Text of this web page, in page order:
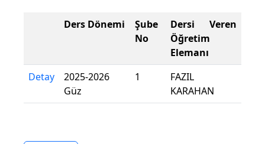
Ders Dönemi
Şube
No
Dersi Veren
Öğretim
Elemanı
Detay
2025-2026
Güz
1
FAZIL
KARAHAN